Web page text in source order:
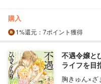
購入
1%還元 ：7ポイント獲得
不遇令嬢と
ライフを目
胸きゅん×